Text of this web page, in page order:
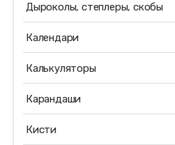
Дыроколы, степлеры, скобы
Календари
Калькуляторы
Карандаши
Кисти